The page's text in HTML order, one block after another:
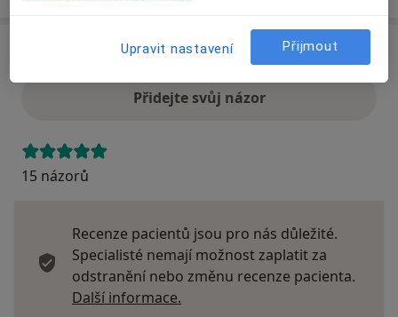
Přidejte svůj názor
15 názorů
Recenze pacientů jsou pro nás důležité.
Specialisté nemají možnost zaplatit za
odstranění nebo změnu recenze pacienta.
Další informace.
Upravit nastavení Přijmout